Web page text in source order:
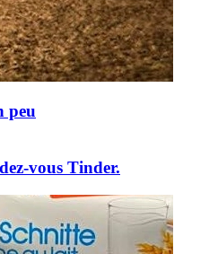
peu
vous Tinder.